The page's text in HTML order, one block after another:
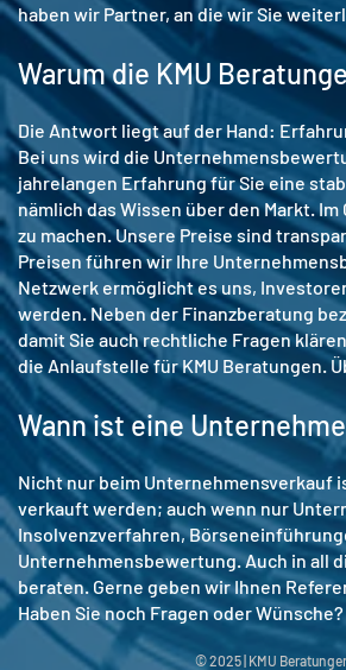
haben wir Partner, an die wir Sie
Warum die KMU
Die Antwort liegt auf der Hand:
Bei uns wird die
jahrelangen Erfahrung für Sie eine
nämlich das Wissen über den Markt.
zu machen. Unsere Preise sind
Preisen führen wir Ihre
Netzwerk ermöglicht es uns,
werden. Neben der Finanzberatung
damit Sie auch rechtliche Fragen
die Anlaufstelle für KMU Beratungen.
Wann ist eine
Nicht nur beim Unternehmensverkauf
verkauft werden; auch wenn nur
Insolvenzverfahren,
Unternehmensbewertung. Auch in all
beraten. Gerne geben wir Ihnen
Haben Sie noch Fragen oder
© 2025 | KMU Beratungen